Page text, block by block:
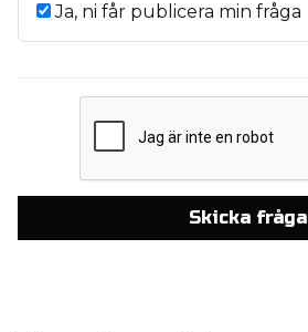
Ja, ni får publicera min fråga
Skicka fråga